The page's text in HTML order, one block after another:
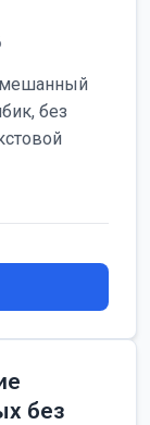
без
без